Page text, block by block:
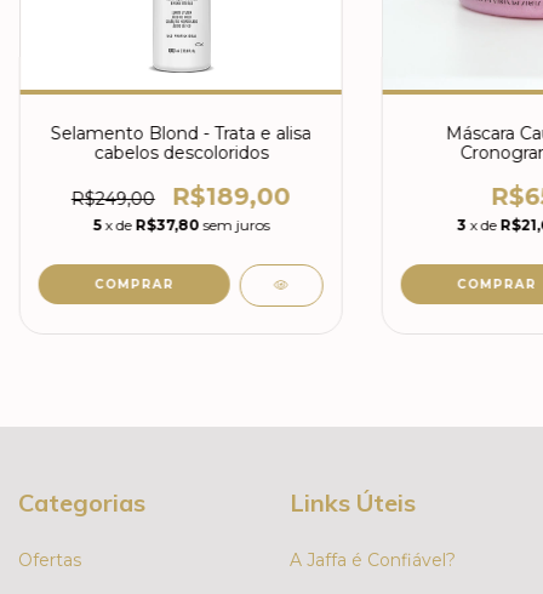
Selamento Blond - Trata e alisa
cabelos descoloridos
R$249,00 R$189,00
5 x de R$37,80 sem juros
Máscara
3 x de
Categorias
Ofertas
Links Úteis
A Jaffa é Confiável?